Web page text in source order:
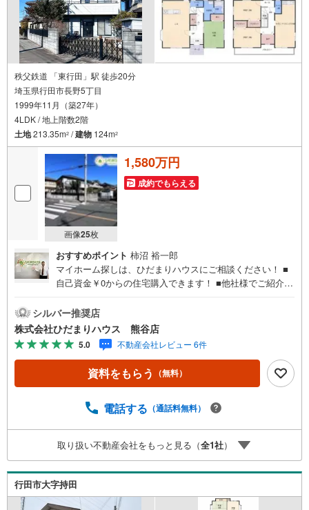
秩父鉄道 「東行田」駅 徒歩20分
埼玉県行田市長野5丁目
1999年11月（築27年）
4LDK / 地上階数2階
土地213.35m2 /建物 124m2
画像25枚
1,580万円
成約でもらえる
おすすめポイント 柿沼 裕一郎
マイホーム探しは、ひだまりハウスにご相談ください！ ■
自己資金￥0からの住宅購入できます！ ■他社様でご紹介さ
非公開の物件もご紹介可能 ■ご希望の方にはメールでのや
りとりだけで大丈夫です。 ■お忙しいときは現地待合せ＆
現地解散できます。 ■平日のご見学希望大歓迎です！ ■住
宅ローンアドバイザーが銀行手続きをお手伝い！店内には
キッズスペースがあり、お子様連れのお客様もおうち探
し・ご相談に集中出来ます。ます お子様に『またひだまり
間のご見学・送迎も喜んで！照明をご用意しております。
金利の銀行をご紹介！など） ■無料で住宅ローン事前審査
OK！審査を通すチカラが違います。お客様をお待たせする
事は、御座いません！★熊谷市のひだまりハウス★にお任
せください◆『頭金0円』で住宅購入が可能です！ ファイ
ナンシャルプランナーがおり、お客様ごとに合った住宅ロ
ーンの組み方をアドバイスさせて頂きます！ ■他社様でご
シルバー推奨店
株式会社ひだまりハウス 熊谷店
5.0 不動産会社レビュー 6件
資料をもらう （無料）
電話する （通話料無料）
取り扱い不動産会社をもっと見る（全1社）
行田市大字持田